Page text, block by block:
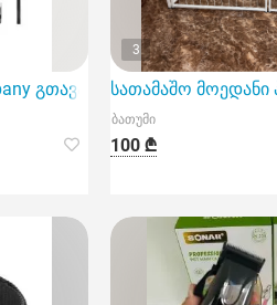
გთავაზობთ ძაღლის ბეწვის
3
სათამაშო მოედანი
ბათუმი
100 ₾